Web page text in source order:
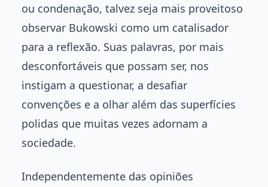
ou condenação, talvez seja mais proveitoso
observar Bukowski como um catalisador
para a reflexão. Suas palavras, por mais
desconfortáveis que possam ser, nos
instigam a questionar, a desafiar
convenções e a olhar além das superfícies
polidas que muitas vezes adornam a
sociedade.
Independentemente das opiniões